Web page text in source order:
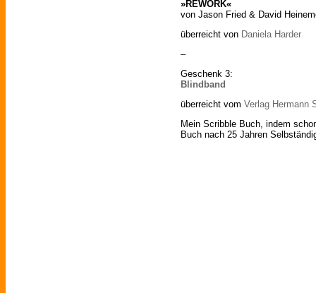
»REWORK«
von Jason Fried & David
überreicht von Daniela Harder
–
Geschenk 3:
Blindband
überreicht vom Verlag Hermann
Mein Scribble Buch, indem
Buch nach 25 Jahren